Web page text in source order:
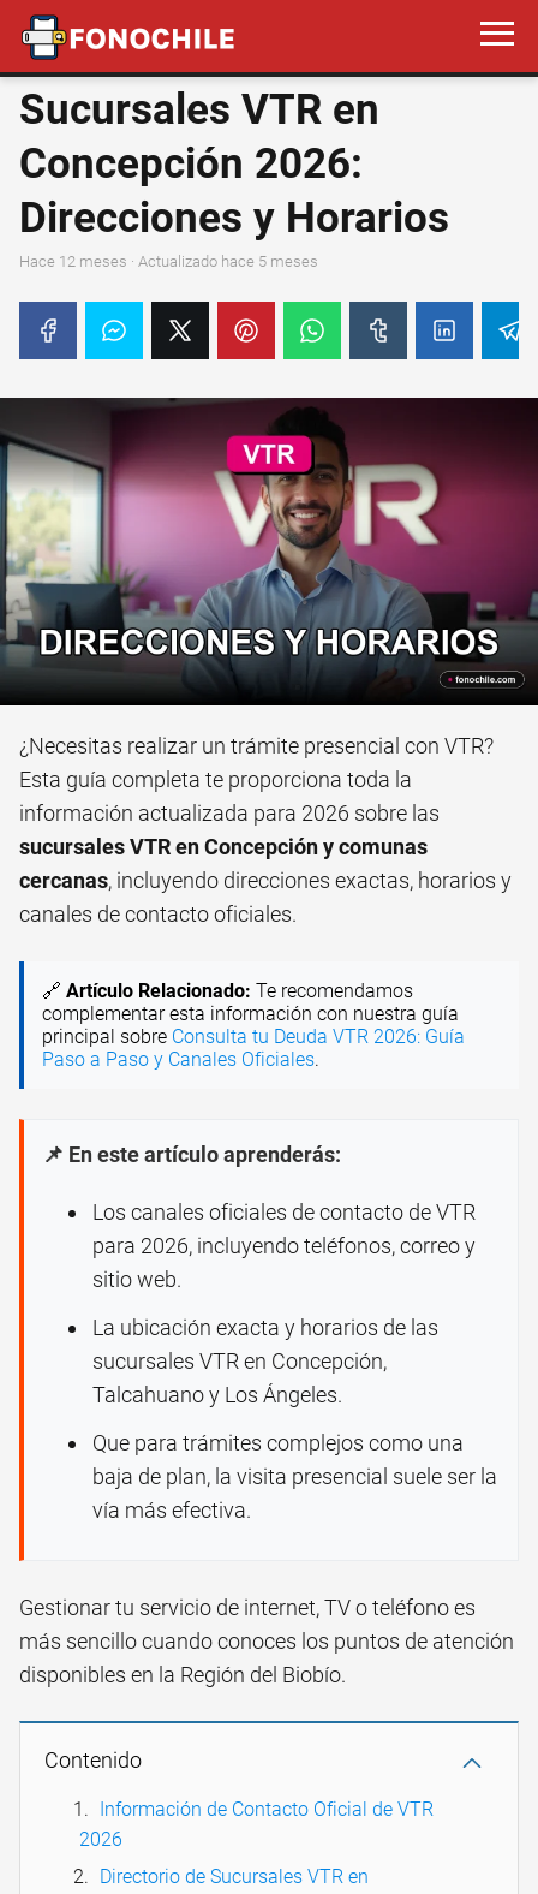
Sucursales VTR en
Concepción 2026:
Direcciones y Horarios
hace 12 meses · Actualizado hace 5 meses
¿Necesitas realizar un trámite presencial con VTR?
Esta guía completa te proporciona toda la
información actualizada para 2026 sobre las
sucursales VTR en Concepción y comunas
cercanas, incluyendo direcciones exactas, horarios y
canales de contacto oficiales.
🔗 Artículo Relacionado: Te recomendamos
complementar esta información con nuestra guía
principal sobre Consulta tu Deuda VTR 2026: Guía
Paso a Paso y Canales Oficiales.
📌 En este artículo aprenderás:
Los canales oficiales de contacto de VTR
para 2026, incluyendo teléfonos, correo y
sitio web.
La ubicación exacta y horarios de las
sucursales VTR en Concepción,
Talcahuano y Los Ángeles.
Que para trámites complejos como una
baja de plan, la visita presencial suele ser la
vía más efectiva.
Gestionar tu servicio de internet, TV o teléfono es
más sencillo cuando conoces los puntos de atención
disponibles en la Región del Biobío.
Contenido
Información de Contacto Oficial de VTR
2026
Directorio de Sucursales VTR en